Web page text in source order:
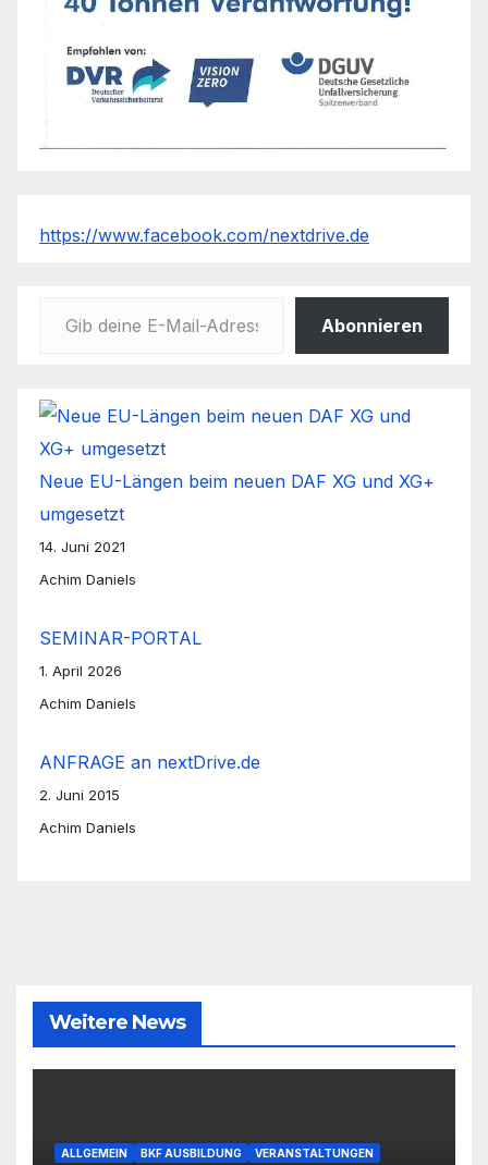
https://www.facebook.com/nextdrive.de
Abonnieren
Neue EU-Längen beim neuen DAF XG und XG+
umgesetzt
14. Juni 2021
Achim Daniels
SEMINAR-PORTAL
1. April 2026
Achim Daniels
ANFRAGE an nextDrive.de
2. Juni 2015
Achim Daniels
Weitere News
ALLGEMEIN BKF AUSBILDUNG VERANSTALTUNGEN